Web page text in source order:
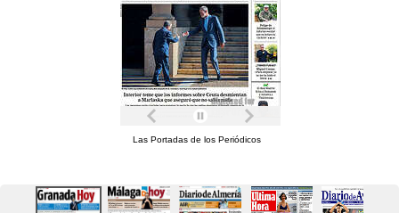
Las Portadas de los Periódicos